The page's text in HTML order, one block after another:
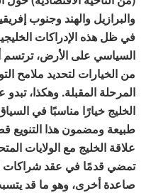
والبرازيل والهند وجنوب
في ظل هذه الإدراكات
السياسي على الأرض، ترتسم
من الخيارات لتحديد ملامح
المرحلة المقبلة. وهكذا،
الخليج خيارًا مناسبًا في
طبيعة ومضمون هذا التنويع
علاقة الخليج مع الولايات
تمضي قدمًا في عقد شراكات
صاعدة أخرى، وهو ما قد